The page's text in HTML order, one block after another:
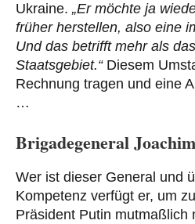
Ukraine. „Er möchte ja
früher herstellen, also eine
Und das betrifft mehr als
Staatsgebiet.“Diesem
Rechnung tragen und eine
…
Brigadegeneral
Wer ist dieser General und
Kompetenz verfügt er, um
Präsident Putin mutmaßlich